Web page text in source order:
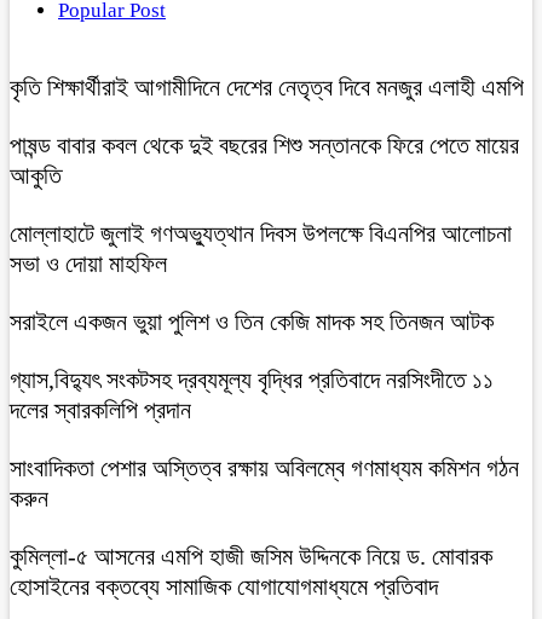
Popular Post
কৃতি শিক্ষার্থীরাই আগামীদিনে দেশের নেতৃত্ব দিবে মনজুর এলাহী এমপি
পাষন্ড বাবার কবল থেকে দুই বছরের শিশু সন্তানকে ফিরে পেতে মায়ের
আকুতি
মোল্লাহাটে জুলাই গণঅভ্যুত্থান দিবস উপলক্ষে বিএনপির আলোচনা
সভা ও দোয়া মাহফিল
সরাইলে একজন ভুয়া পুলিশ ও তিন কেজি মাদক সহ তিনজন আটক
গ্যাস,বিদ্যুৎ সংকটসহ দ্রব্যমূল্য বৃদ্ধির প্রতিবাদে নরসিংদীতে ১১
দলের স্বারকলিপি প্রদান
সাংবাদিকতা পেশার অস্তিত্ব রক্ষায় অবিলম্বে গণমাধ্যম কমিশন গঠন
করুন
কুমিল্লা-৫ আসনের এমপি হাজী জসিম উদ্দিনকে নিয়ে ড. মোবারক
হোসাইনের বক্তব্যে সামাজিক যোগাযোগমাধ্যমে প্রতিবাদ